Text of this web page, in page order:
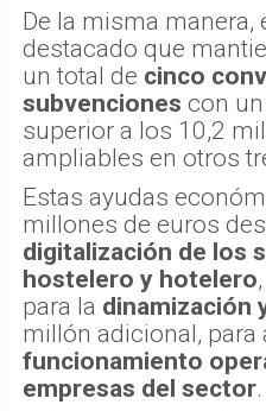
De la misma manera,
destacado que
un total de cinco
subvenciones con
superior a los 10,2
ampliables en otros
Estas ayudas
millones de euros
digitalización de los
hostelero y hotelero
para la dinamización
millón adicional, para
funcionamiento
empresas del sector.